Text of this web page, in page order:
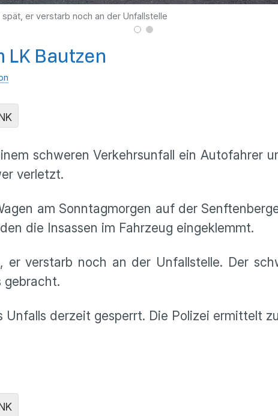
er verstarb noch an der Unfallstelle
Bautzen
schweren Verkehrsunfall ein Autofahrer
verletzt.
am Sonntagmorgen auf der
die Insassen im Fahrzeug eingeklemmt.
er verstarb noch an der Unfallstelle. Der
gebracht.
derzeit gesperrt. Die Polizei ermittelt